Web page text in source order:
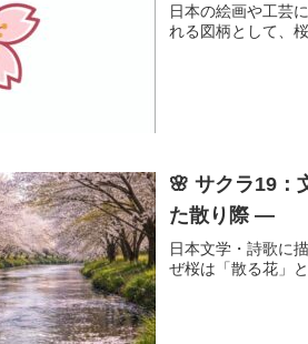
日本の絵画や工芸
れる図柄として、
🌸 サクラ19：
た散り際 ―
日本文学・詩歌に
ぜ桜は「散る花」